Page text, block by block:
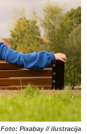
Foto: Pixabay // ilustracija